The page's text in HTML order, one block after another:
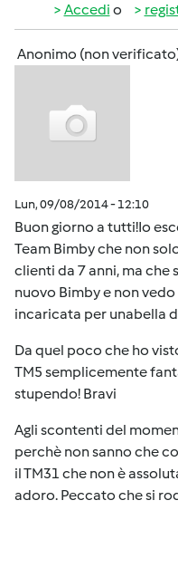
Accedi o
Anonimo (non
Lun, 09/08/2014 - 12:10
Buon giorno a tutti!Io
Team Bimby che non
clienti da 7 anni, ma che
nuovo Bimby e non
incaricata per unabella
Da quel poco che ho
TM5 semplicemente
stupendo! Bravi
Agli scontenti del
perchè non sanno che
il TM31 che non è
adoro. Peccato che si